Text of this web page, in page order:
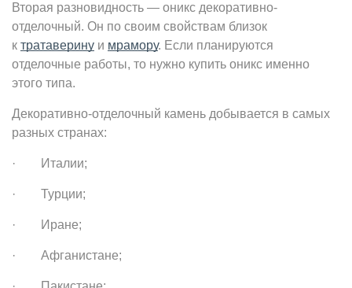
Вторая разновидность — оникс декоративно-
отделочный. Он по своим свойствам близок
к тратаверину и мрамору. Если планируются
отделочные работы, то нужно купить оникс именно
этого типа.
Декоративно-отделочный камень добывается в самых
разных странах:
· Италии;
· Турции;
· Иране;
· Афганистане;